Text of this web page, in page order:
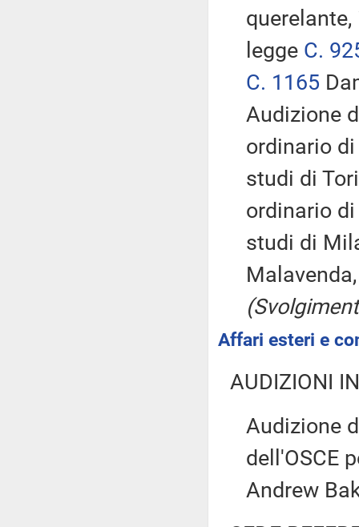
legge C.
C. 1165
Audizione
ordinario
studi di
ordinario
studi di
Affari esteri e
AUDIZIONI
Audizione
dell'OSCE
Andrew